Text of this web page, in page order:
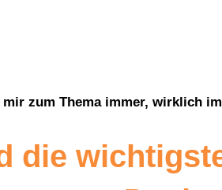
mir zum Thema immer, wirklich
die